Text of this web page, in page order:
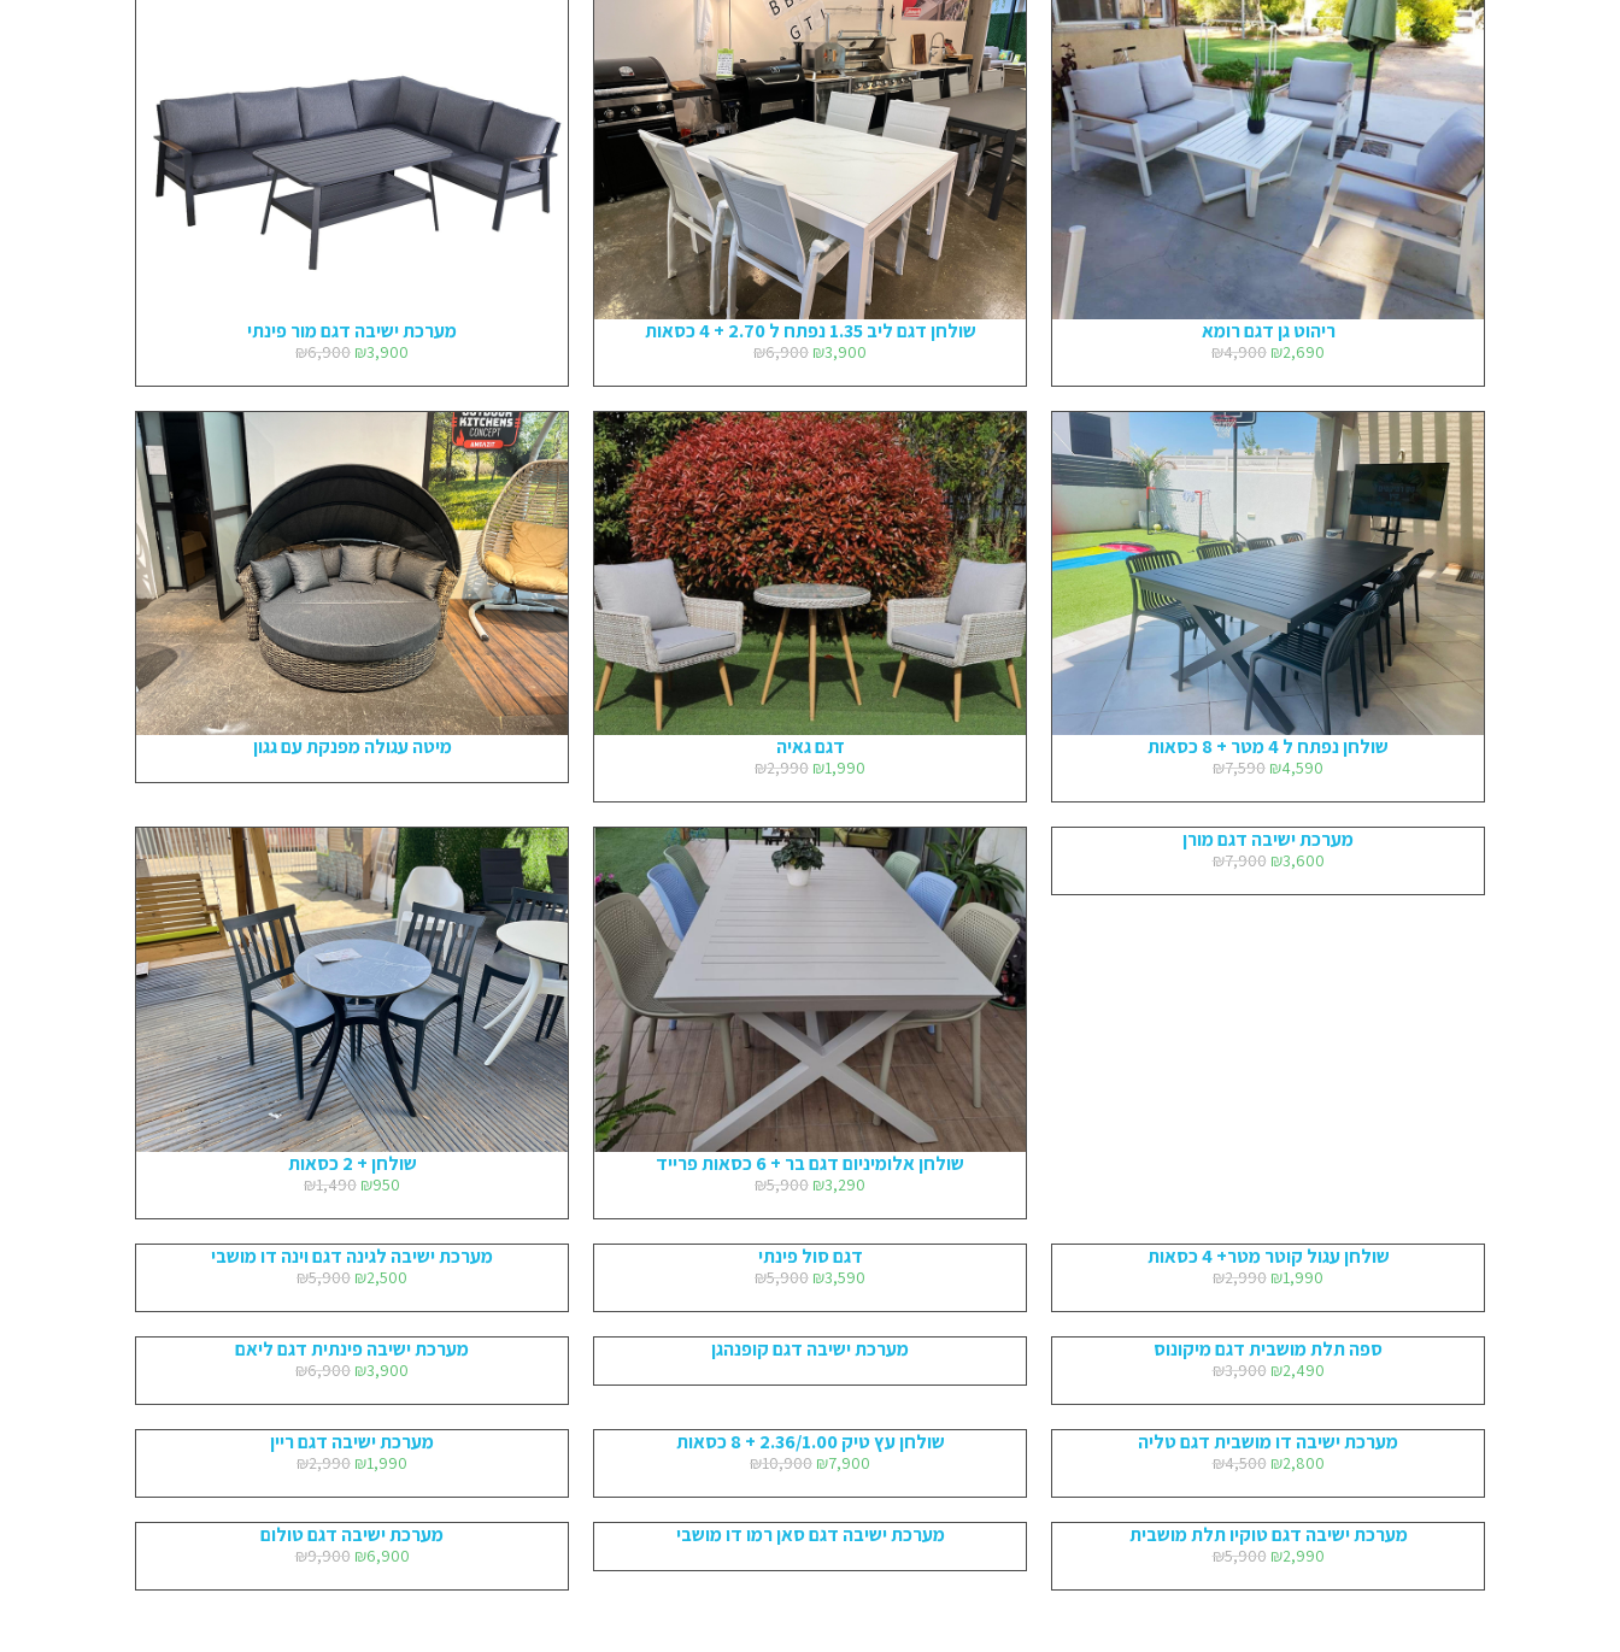
מערכת ישיבה דגם מור פינתי
₪6,900 ₪3,900
שולחן דגם ליב 1.35 נפתח ל 2.70 + 4 כסאות
₪6,900 ₪3,900
ריהוט גן דגם רומא
₪4,900 ₪2,690
מיטה עגולה מפנקת עם גגון דגם גאיה
₪2,990 ₪1,990
שולחן נפתח ל 4 מטר + 8 כסאות
₪7,590 ₪4,590
שולחן + 2 כסאות
₪1,490 ₪950
שולחן אלומיניום דגם בר + 6 כסאות פרייד
₪5,900 ₪3,290
מערכת ישיבה דגם מורן
₪7,900 ₪3,600
מערכת ישיבה לגינה דגם וינה דו מושבי
₪5,900 ₪2,500
דגם סול פינתי
₪5,900 ₪3,590
שולחן עגול קוטר מטר+ 4 כסאות
₪2,990 ₪1,990
מערכת ישיבה פינתית דגם ליאם
₪6,900 ₪3,900
מערכת ישיבה דגם קופנהגן ספה תלת מושבית דגם מיקונוס
₪3,900 ₪2,490
מערכת ישיבה דגם ריין
₪2,990 ₪1,990
שולחן עץ טיק 2.36/1.00 + 8 כסאות
₪10,900 ₪7,900
מערכת ישיבה דו מושבית דגם טליה
₪4,500 ₪2,800
מערכת ישיבה דגם טולום
₪9,900 ₪6,900
מערכת ישיבה דגם סאן רמו דו מושבי מערכת ישיבה דגם טוקיו תלת מושבית
₪5,900 ₪2,990